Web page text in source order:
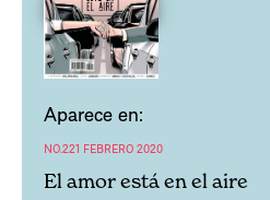
Aparece en:
NO.221 FEBRERO 2020
El amor está en el aire